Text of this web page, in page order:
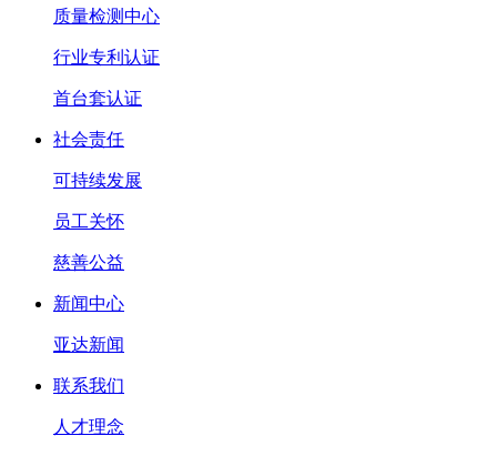
质量检测中心
行业专利认证
首台套认证
社会责任
可持续发展
员工关怀
慈善公益
新闻中心
亚达新闻
联系我们
人才理念